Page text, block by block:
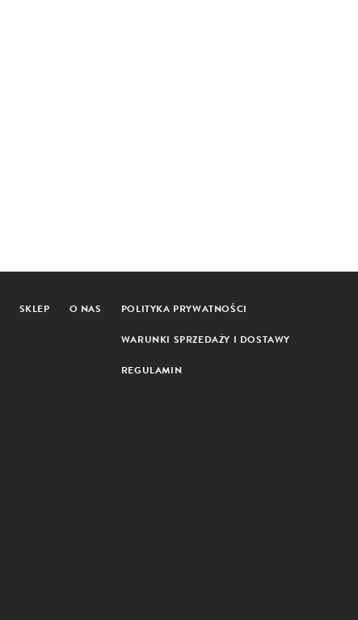
SKLEP O NAS POLITYKA PRYWATNOŚCI
WARUNKI SPRZEDAŻY I DOSTAWY
REGULAMIN